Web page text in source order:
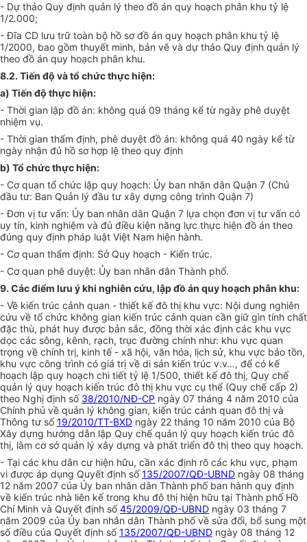
- Dự thảo Quy định quản lý theo đồ án quy hoạch phân khu tỷ lệ
1/2.000;
- Đĩa CD lưu trữ toàn bộ hồ sơ đồ án quy hoạch phân khu tỷ lệ
1/2000, bao gồm thuyết minh, bản vẽ và dự thảo Quy định quản lý
theo đồ án quy hoạch phân khu.
8.2. Tiến độ và tổ chức thực hiện:
a) Tiến độ thực hiện:
- Thời gian lập đồ án: không quá 09 tháng kể từ ngày phê duyệt
nhiệm vụ.
- Thời gian thẩm định, phê duyệt đồ án: không quá 40 ngày kể từ
ngày nhận đủ hồ sơ hợp lệ theo quy định
b) Tổ chức thực hiện:
- Cơ quan tổ chức lập quy hoạch: Ủy ban nhân dân Quận 7 (Chủ
đầu tư: Ban Quản lý đầu tư xây dựng công trình Quận 7)
- Đơn vị tư vấn: Ủy ban nhân dân Quận 7 lựa chọn đơn vị tư vấn có
uy tín, kinh nghiệm và đủ điều kiện năng lực thực hiện đồ án theo
đúng quy định pháp luật Việt Nam hiện hành.
- Cơ quan thẩm định: Sở Quy hoạch - Kiến trúc.
- Cơ quan phê duyệt: Ủy ban nhân dân Thành phố.
9. Các điểm lưu ý khi nghiên cứu, lập đồ án quy hoạch phân khu:
- Về kiến trúc cảnh quan - thiết kế đô thị khu vực: Nội dung nghiên
cứu về tổ chức không gian kiến trúc cảnh quan cần giữ gìn tính chất
đặc thù, phát huy được bản sắc, đồng thời xác định các khu vực
dọc các sông, kênh, rạch, trục đường chính như: khu vực quan
trọng về chính trị, kinh tế - xã hội, văn hóa, lịch sử, khu vực bảo tồn,
khu vực công trình có giá trị về di sản kiến trúc v.v…, để có kế
hoạch lập quy hoạch chi tiết tỷ lệ 1/500, thiết kế đô thị, Quy chế
quản lý quy hoạch kiến trúc đô thị khu vực cụ thể (Quy chế cấp 2)
theo Nghị định số 38/2010/NĐ-CP ngày 07 tháng 4 năm 2010 của
Chính phủ về quản lý không gian, kiến trúc cảnh quan đô thị và
Thông tư số19/2010/TT-BXD ngày 22 tháng 10 năm 2010 của Bộ
Xây dựng hướng dẫn lập Quy chế quản lý quy hoạch kiến trúc đô
thị, làm cơ sở quản lý xây dựng và phát triển đô thị theo quy hoạch.
- Tại các khu dân cư hiện hữu, cần xác định rõ các khu vực, phạm
vi được áp dụng Quyết định số135/2007/QĐ-UBND ngày 08 tháng
12 năm 2007 của Ủy ban nhân dân Thành phố ban hành quy định
về kiến trúc nhà liên kế trong khu đô thị hiện hữu tại Thành phố Hồ
Chí Minh và Quyết định số45/2009/QĐ-UBND ngày 03 tháng 7
năm 2009 của Ủy ban nhân dân Thành phố về sửa đổi, bổ sung một
số điều của Quyết định số135/2007/QĐ-UBND ngày 08 tháng 12